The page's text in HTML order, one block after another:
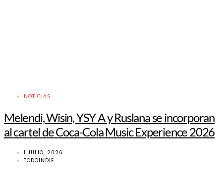
NOTICIAS
Melendi, Wisin, YSY A y Ruslana se incorporan
al cartel de Coca-Cola Music Experience 2026
1 JULIO, 2026
TODOINDIE